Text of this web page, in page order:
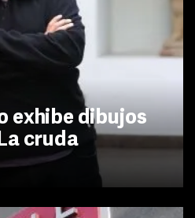
exhibe dibujos
cruda